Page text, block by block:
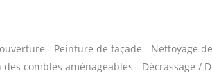
- Peinture de façade - Nettoyage
combles aménageables - Décrassage /